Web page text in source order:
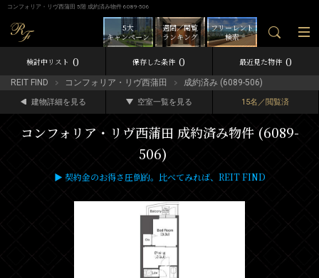
コンフォリア・リヴ西蒲田 5階 成約済み物件 6089-506
フリーレント
検索
週間／閲覧
ランキング
5大
キャンペーン
検討中リスト 0 保存した条件 0 最近見た物件 0
REIT FIND コンフォリア・リヴ西蒲田 成約済み (6089-506)
建物詳細を見る 空室一覧を見る 15名／閲覧済
コンフォリア・リヴ西蒲田 成約済み物件 (6089-
506)
▶ 契約金のお得さ圧倒的。比べてみれば、REIT FIND